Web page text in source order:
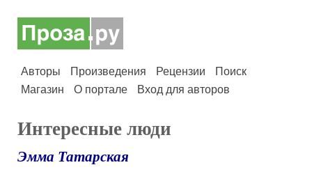
Авторы Произведения Рецензии
Поиск
Магазин
О портале Вход для авторов
Интересные люди
Эмма Татарская